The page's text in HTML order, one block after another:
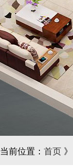
当前位置： 首页 》